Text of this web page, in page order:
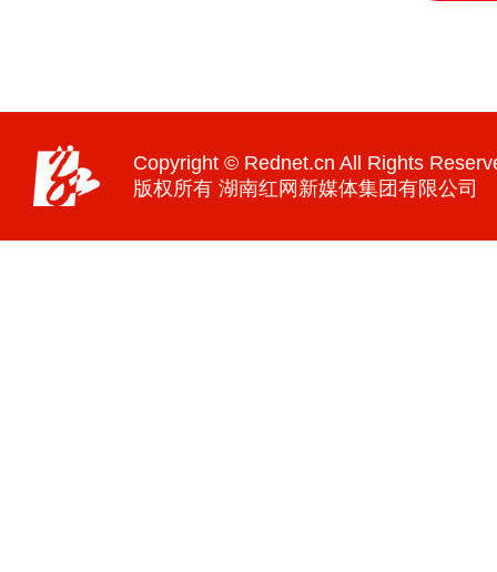
Copyright © Rednet.cn All Rights
版权所有 湖南红网新媒体集团有限公司